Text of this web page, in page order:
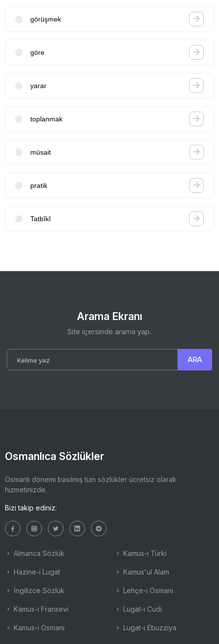
görüşmek
göre
yarar
toplanmak
müsait
pratik
Tatbîkî
Arama Ekranı
Site içersinde arama yap.
Osmanlıca Sözlükler
Osmanlı dönemi basılmış tüm sözlükler ücretsiz olarak
hizmetinizde.
Bizi takip ediniz:
Almanca Sözlük
Hazine-i Lugat
İngilizce Sözlük
Kamus-ı Fransevi
Kamus-ı Osmani
Kamus-ı Türki
Kamus'ul Alam
Lehçe-i Osmani
Lugat-ı Cudi
Lugat-ı Ebuzziya